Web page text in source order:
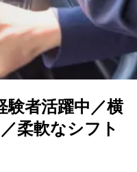
験者活躍中／横
柔軟なシフト